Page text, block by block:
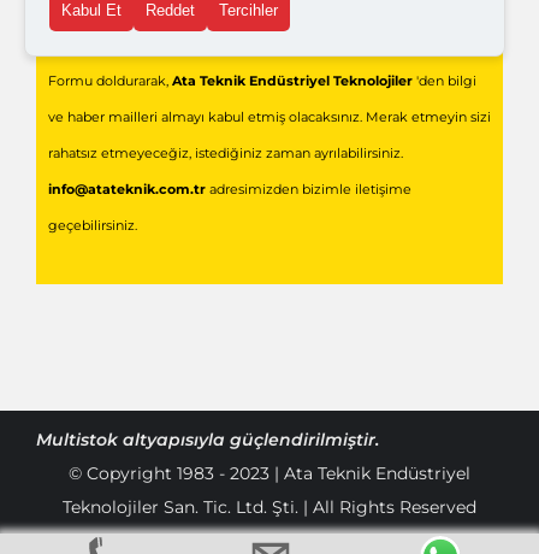
Gönder
Formu doldurarak, Ata Teknik Endüstriyel Teknolojiler'den bilgi
ve haber mailleri almayı kabul etmiş olacaksınız. Merak etmeyin sizi
rahatsız etmeyeceğiz, istediğiniz zaman ayrılabilirsiniz.
info@atateknik.com.tradresimizden bizimle iletişime
geçebilirsiniz.
Multistok altyapısıyla güçlendirilmiştir.
© Copyright 1983 - 2023 | Ata Teknik Endüstriyel
Teknolojiler San. Tic. Ltd. Şti. | All Rights Reserved
Kabul Et Reddet Tercihler